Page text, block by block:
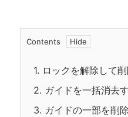
Contents
1. ロックを解除して
2. ガイドを一括消去
3. ガイドの一部を削